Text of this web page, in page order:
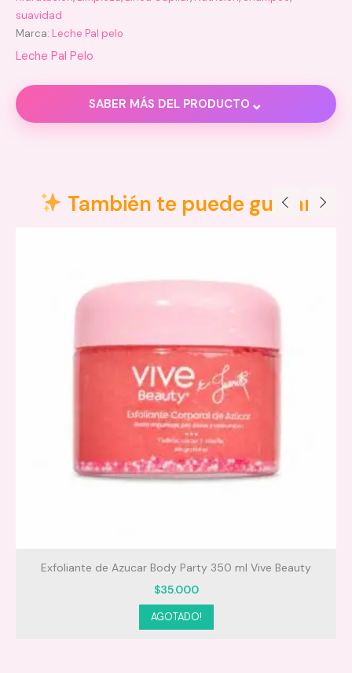
suavidad
Marca: Leche Pal pelo
Leche Pal Pelo
SABER MÁS DEL PRODUCTO ⌄
También te puede gustar
Exfoliante de Azucar Body Party 350 ml Vive Beauty
$35.000
AGOTADO!